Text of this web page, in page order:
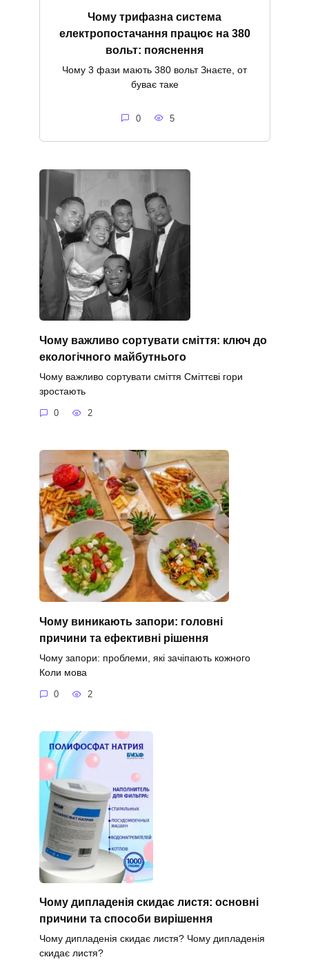
Чому трифазна система
електропостачання працює на 380
вольт: пояснення
Чому 3 фази мають 380 вольт Знаєте, от
буває таке
0 5
Чому важливо сортувати сміття: ключ до
екологічного майбутнього
Чому важливо сортувати сміття Сміттєві гори
зростають
0 2
Чому виникають запори: головні
причини та ефективні рішення
Чому запори: проблеми, які зачіпають кожного
Коли мова
0 2
Чому дипладенія скидає листя: основні
причини та способи вирішення
Чому дипладенія скидає листя? Чому дипладенія
скидає листя?